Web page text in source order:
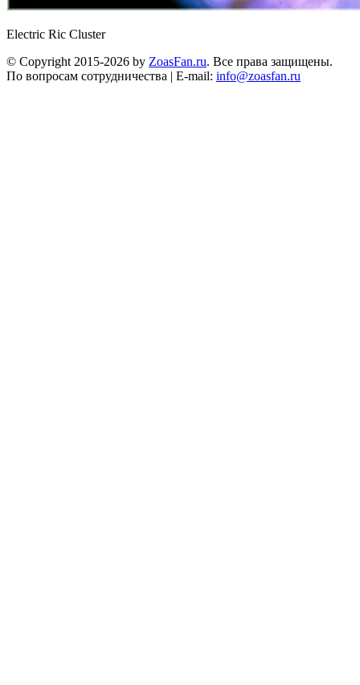
Electric Ric Cluster
© Copyright 2015-2026 by ZoasFan.ru. Все права защищены.
По вопросам сотрудничества | E-mail: info@zoasfan.ru